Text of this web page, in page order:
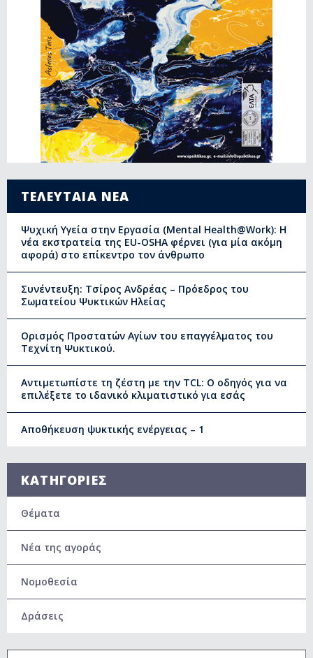
ΤΕΛΕΥΤΑΙΑ ΝΕΑ
Ψυχική Υγεία στην Εργασία (Mental Health@Work): Η
νέα εκστρατεία της EU-OSHA φέρνει (για μία ακόμη
αφορά) στο επίκεντρο τον άνθρωπο
Συνέντευξη: Τσίρος Ανδρέας – Πρόεδρος του
Σωματείου Ψυκτικών Ηλείας
Ορισμός Προστατών Αγίων του επαγγέλματος του
Τεχνίτη Ψυκτικού.
Αντιμετωπίστε τη ζέστη με την TCL: Ο οδηγός για να
επιλέξετε το ιδανικό κλιματιστικό για εσάς
Αποθήκευση ψυκτικής ενέργειας – 1
ΚΑΤΗΓΟΡΙΕΣ
Θέματα
Νέα της αγοράς
Νομοθεσία
Δράσεις